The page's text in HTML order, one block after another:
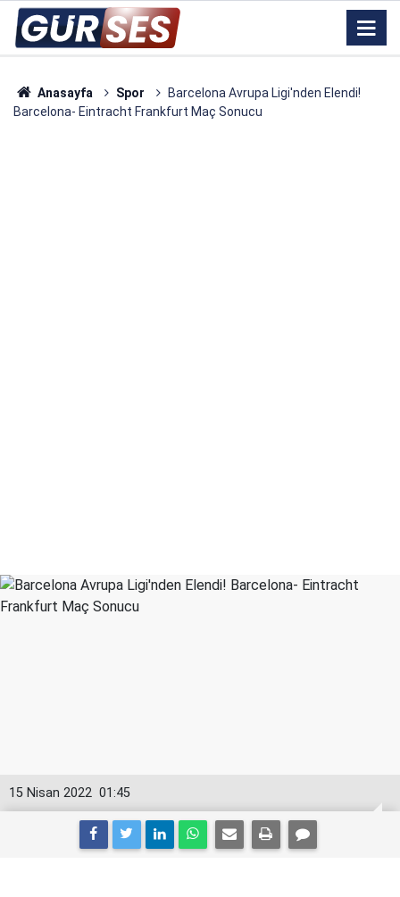
Anasayfa Spor
Barcelona Avrupa Ligi'nden Elendi!
Barcelona- Eintracht Frankfurt Maç Sonucu
01:45
15 Nisan 2022